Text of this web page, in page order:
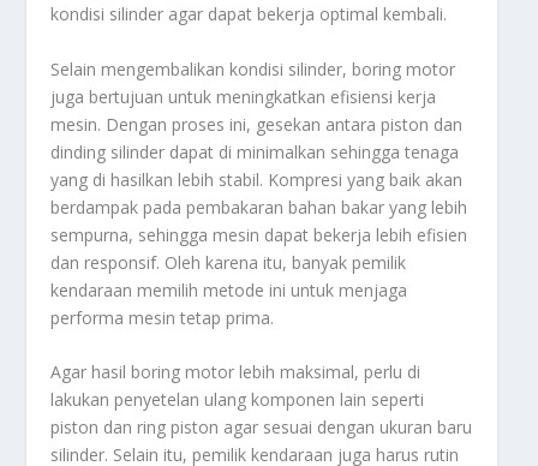
kondisi silinder agar dapat bekerja optimal kembali.
Selain mengembalikan kondisi silinder, boring motor
juga bertujuan untuk meningkatkan efisiensi kerja
mesin. Dengan proses ini, gesekan antara piston dan
dinding silinder dapat di minimalkan sehingga tenaga
yang di hasilkan lebih stabil. Kompresi yang baik akan
berdampak pada pembakaran bahan bakar yang lebih
sempurna, sehingga mesin dapat bekerja lebih efisien
dan responsif. Oleh karena itu, banyak pemilik
kendaraan memilih metode ini untuk menjaga
performa mesin tetap prima.
Agar hasil boring motor lebih maksimal, perlu di
lakukan penyetelan ulang komponen lain seperti
piston dan ring piston agar sesuai dengan ukuran baru
silinder. Selain itu, pemilik kendaraan juga harus rutin